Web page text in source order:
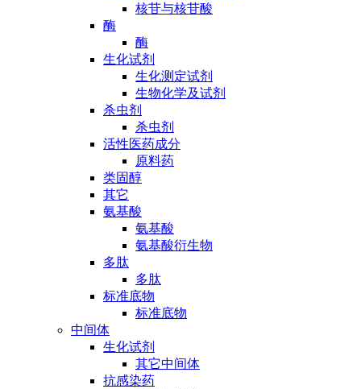
核苷与核苷酸
酶
酶
生化试剂
生化测定试剂
生物化学及试剂
杀虫剂
杀虫剂
活性医药成分
原料药
类固醇
其它
氨基酸
氨基酸
氨基酸衍生物
多肽
多肽
标准底物
标准底物
中间体
生化试剂
其它中间体
抗感染药